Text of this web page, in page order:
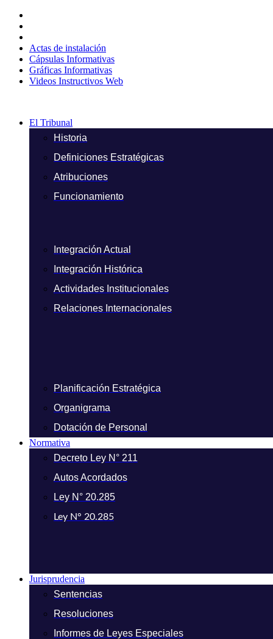
contenido
Actas de instalación
Cápsulas Informativas
Gráficas Informativas
Videos Instructivos Web
El Tribunal
Historia
Definiciones Estratégicas
Atribuciones
Funcionamiento
Integración Actual
Integración Histórica
Actividades Institucionales
Relaciones Internacionales
Planificación Estratégica
Organigrama
Dotación de Personal
Normativa
Decreto Ley N° 211
Autos Acordados
Ley N° 20.285
Ley N° 20.285
Jurisprudencia
Sentencias
Resoluciones
Informes de Leyes Especiales